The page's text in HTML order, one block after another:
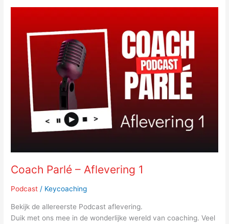
Coach Parlé – Aflevering 1
Podcast / Keycoaching
Bekijk de allereerste Podcast aflevering.
Duik met ons mee in de wonderlijke wereld van coaching. Veel
Aflevering